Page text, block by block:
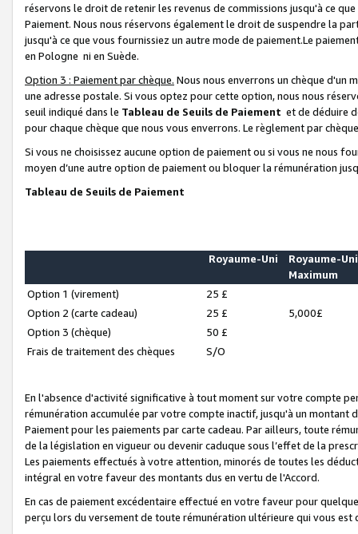
réservons le droit de retenir les revenus de commissions jusqu'à ce
Paiement. Nous nous réservons également le droit de suspendre la
jusqu'à ce que vous fournissiez un autre mode de paiement.Le
en Pologne ni en Suède.
Option 3 : Paiement par chèque. Nous nous enverrons un chèque d'un
une adresse postale. Si vous optez pour cette option, nous nous
seuil indiqué dans le Tableau de Seuils de Paiement et de déduire
pour chaque chèque que nous vous enverrons. Le règlement par
Si vous ne choisissez aucune option de paiement ou si vous ne nous
moyen d’une autre option de paiement ou bloquer la rémunération
Tableau de Seuils de Paiement
Royaume-Uni
Royaume-Uni
Maximum
Option 1 (virement)
25 £
Option 2 (carte cadeau)
25 £
5,000£
Option 3 (chèque)
50 £
Frais de traitement des chèques
S/O
En l'absence d'activité significative à tout moment sur votre compte
rémunération accumulée par votre compte inactif, jusqu'à un montant
Paiement pour les paiements par carte cadeau. Par ailleurs, toute
de la législation en vigueur ou devenir caduque sous l’effet de la
Les paiements effectués à votre attention, minorés de toutes les
intégral en votre faveur des montants dus en vertu de l'Accord.
En cas de paiement excédentaire effectué en votre faveur pour
perçu lors du versement de toute rémunération ultérieure qui vous est